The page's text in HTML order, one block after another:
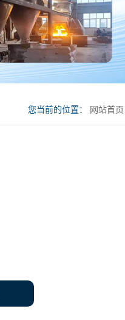
您当前的位置： 网站首页